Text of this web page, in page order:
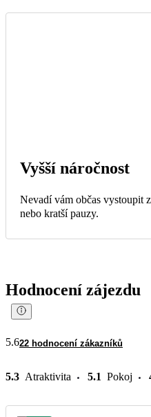
Vyšší náročnost
Nevadí vám občas vystoupit
nebo kratší pauzy.
Hodnocení zájezdu
5.622 hodnocení zákazníků
5.3 Atraktivita 5.1 Pokoj